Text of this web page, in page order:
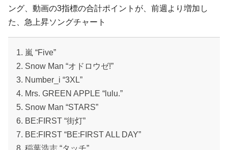
ング、動画の3指標の合計ポイントが、前週より増加し
た、急上昇ソングチャート
1. 嵐 “Five”
2. Snow Man “オドロウゼ!”
3. Number_i “3XL”
4. Mrs. GREEN APPLE “lulu.”
5. Snow Man “STARS”
6. BE:FIRST “街灯”
7. BE:FIRST “BE:FIRST ALL DAY”